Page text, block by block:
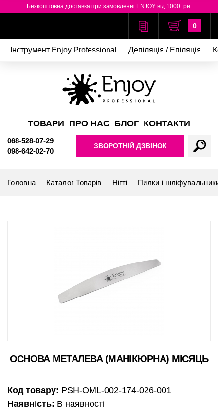
Безкоштовна доставка при замовленні ENJOY від 1000 грн.
0
Інструмент Enjoy Professional Депіляція / Епіляція
ТОВАРИ ПРО НАС БЛОГ КОНТАКТИ
068-528-07-29
098-642-02-70
ЗВОРОТНІЙ ДЗВІНОК
Головна Каталог Товарів Нігті Пилки і
ОСНОВА МЕТАЛЕВА (МАНІКЮРНА) МІСЯЦЬ
Код товару: PSH-OML-002-174-026-001
Наявність: В наявності